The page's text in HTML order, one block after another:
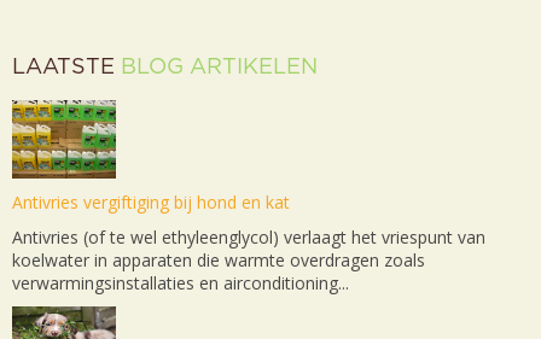
LAATSTE BLOG ARTIKELEN
Antivries vergiftiging bij hond en kat
Antivries (of te wel ethyleenglycol) verlaagt het vriespunt van
koelwater in apparaten die warmte overdragen zoals
verwarmingsinstallaties en airconditioning...